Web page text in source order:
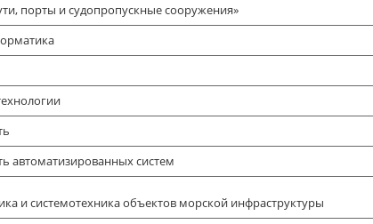
порты и судопропускные сооружения»
автоматизированных систем
и системотехника объектов морской инфраструктуры